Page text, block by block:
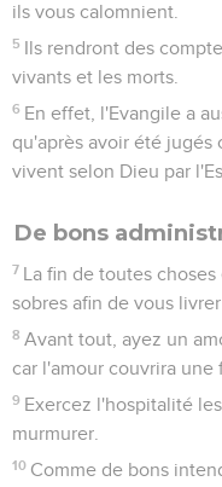
ils vous calomnient.
5 Ils rendront des
vivants et les morts.
6 En effet, l'Evangile a
qu'après avoir été jugés
vivent selon Dieu par
De bons
7 La fin de toutes
sobres afin de vous livrer
8 Avant tout, ayez un
car l'amour couvrira une
9 Exercez l'hospitalité
murmurer.
10 Comme de bons